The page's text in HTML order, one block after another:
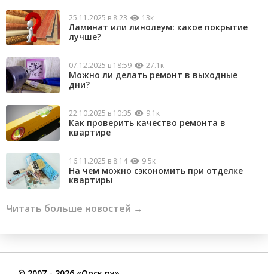
25.11.2025 в 8:23 13к
Ламинат или линолеум: какое покрытие
лучше?
07.12.2025 в 18:59 27.1к
Можно ли делать ремонт в выходные
дни?
22.10.2025 в 10:35 9.1к
Как проверить качество ремонта в
квартире
16.11.2025 в 8:14 9.5к
На чем можно сэкономить при отделке
квартиры
Читать больше новостей →